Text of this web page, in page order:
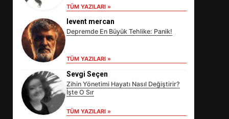
TÜM YAZILARI »
levent mercan
Depremde En Büyük Tehlike: Panik!
TÜM YAZILARI »
Sevgi Seçen
Zihin Yönetimi Hayatı Nasıl Değiştirir?
İşte O Sır
TÜM YAZILARI »
3
EİB’DE KRİTİK ATAMA:
SÜRDÜRÜLEBİLİRLİKTE NE
DEĞİŞECEK?